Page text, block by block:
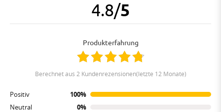
4.8/5
Produkterfahrung
berechnet aus 2 Kundenrezensionen(letzte 12 Monate)
Positiv
100%
Neutral
0%